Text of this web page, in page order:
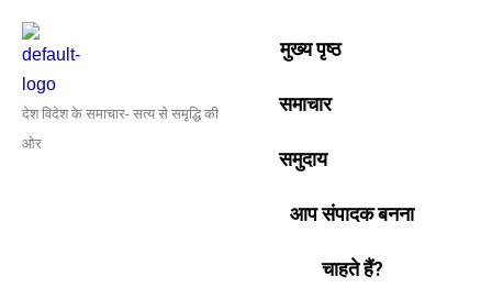
content
देश विदेश के समाचार- सत्य से समृद्धि की
ओर
मुख्य पृष्ठ
समाचार
समुदाय
आप संपादक बनना
चाहते हैं?
navigation